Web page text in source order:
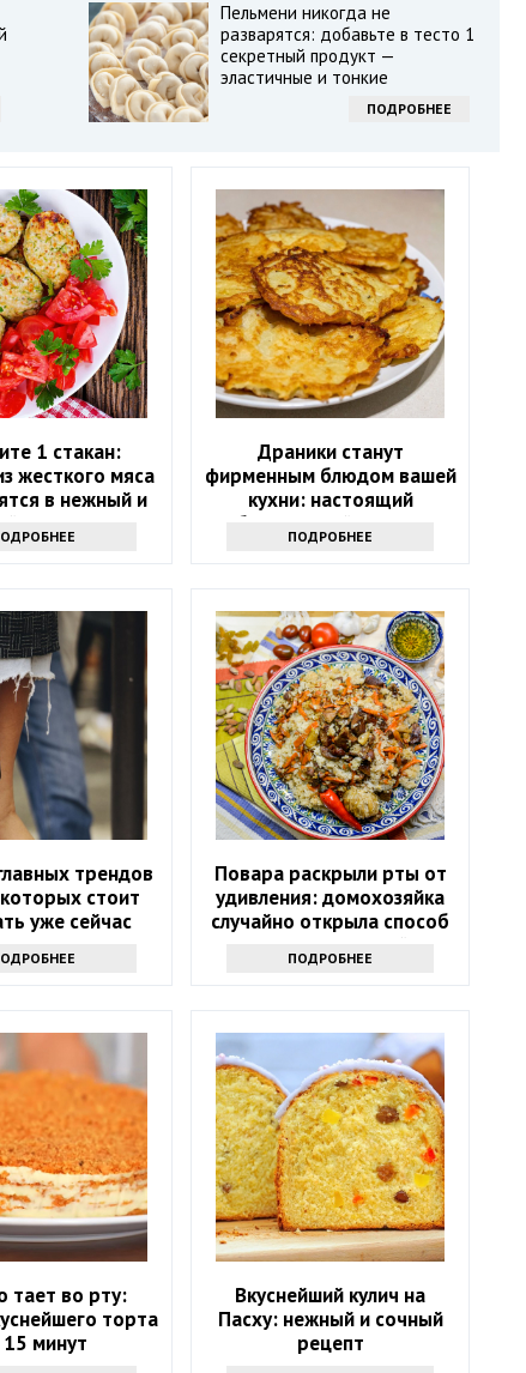
Пельмени никогда не
разварятся: добавьте в тесто 1
секретный продукт —
эластичные и тонкие
ПОДРОБНЕЕ
1 стакан:
жесткого мяса
в нежный и
деликатес
Драники станут
фирменным блюдом вашей
кухни: настоящий
белорусский рецепт
ПОДРОБНЕЕ
трендов
стоит
уже сейчас
Повара раскрыли рты от
удивления: домохозяйка
случайно открыла способ
сделать рассыпчатый плов
без усилий
ПОДРОБНЕЕ
тает во рту:
торта
15 минут
Вкуснейший кулич на
Пасху: нежный и сочный
рецепт